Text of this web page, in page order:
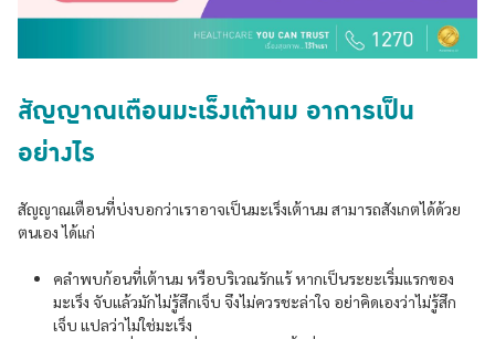
สัญญาณเตือนมะเร็งเต้านม อาการเป็น
อย่างไร
สัญญาณเตือนที่บ่งบอกว่าเราอาจเป็นมะเร็งเต้านม สามารถสังเกตได้ด้วย
ตนเอง ได้แก่
คลำพบก้อนที่เต้านม หรือบริเวณรักแร้ หากเป็นระยะเริ่มแรกของ
มะเร็ง จับแล้วมักไม่รู้สึกเจ็บ จึงไม่ควรชะล่าใจ อย่าคิดเองว่าไม่รู้สึก
เจ็บ แปลว่าไม่ใช่มะเร็ง